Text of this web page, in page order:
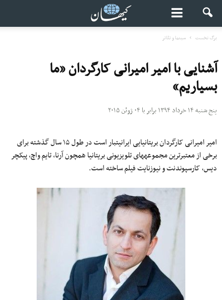
برگ نخست سینما و تئاتر
آشنایی با امیر امیرانی کارگردان «ما
بسیاریم»
پنج شنبه ۱۴ خرداد ۱۳۹۴ برابر با ۰۴ ژوئن ۲۰۱۵
امیر امیرانی کارگردان بریتانیایی ایرانیتبار است در طول ۱۵ سال گذشته برای
برخی از معتبرترین مجموعههای تلویزیونی بریتانیا همچون آرنا، ‌تایم واچ، پیکچر
دیس، کارسپوندنت و نیوزنایت فیلم ساخته است.